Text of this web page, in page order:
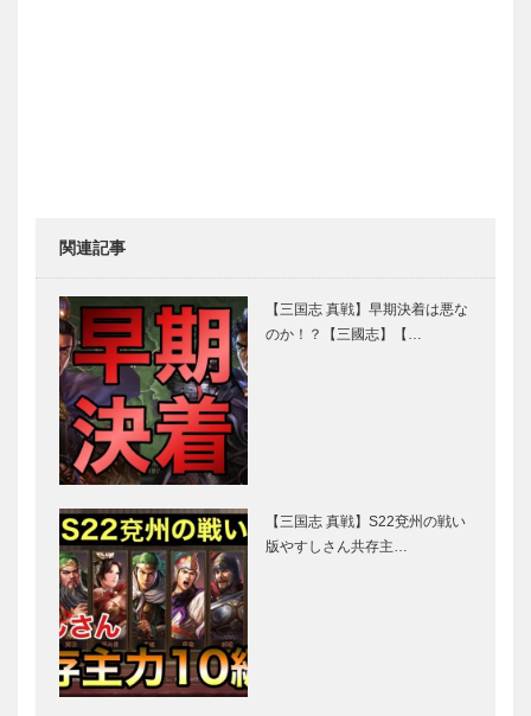
関連記事
【三国志 真戦】早期決着は悪な
のか！？【三國志】【…
【三国志 真戦】S22兗州の戦い
版やすしさん共存主…